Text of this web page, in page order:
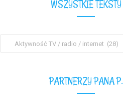
WSZYSTKIE TEKSTY
Wszystkie
teksty
PARTNERZY PANA P.